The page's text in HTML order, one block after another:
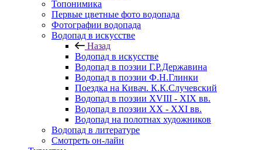
Топонимика
Первые цветные фото водопада
Фотографии водопада
Водопад в искусстве
Назад
Водопад в искусстве
Водопад в поэзии Г.Р.Державина
Водопад в поэзии Ф.Н.Глинки
Поездка на Кивач. К.К.Случевский
Водопад в поэзии XVIII - XIX вв.
Водопад в поэзии XX - XXI вв.
Водопад на полотнах художников
Водопад в литературе
Смотреть он-лайн